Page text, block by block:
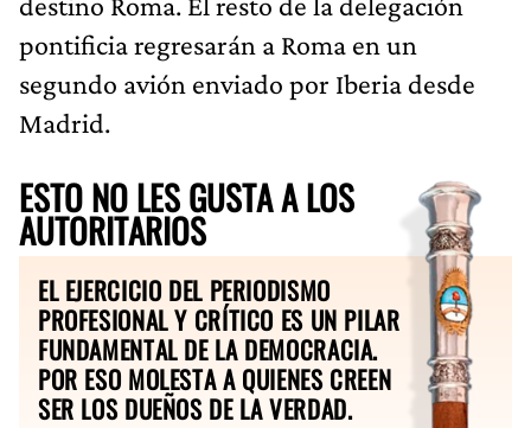
pontificia regresarán a Roma en un
segundo avión enviado por Iberia desde
Madrid.
ESTO NO LES GUSTA A LOS
AUTORITARIOS
EL EJERCICIO DEL PERIODISMO
PROFESIONAL Y CRÍTICO ES UN PILAR
FUNDAMENTAL DE LA DEMOCRACIA.
POR ESO MOLESTA A QUIENES CREEN
SER LOS DUEÑOS DE LA VERDAD.